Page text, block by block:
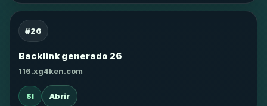
#26
Backlink generado 26
116.xg4ken.com
SI Abrir